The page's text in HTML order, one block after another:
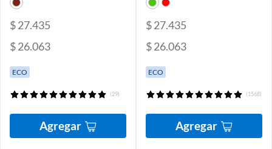
$ 27.435
$ 26.063
ECO
(29)
Agregar
$ 27.435
$ 26.063
ECO
(1568)
Agregar